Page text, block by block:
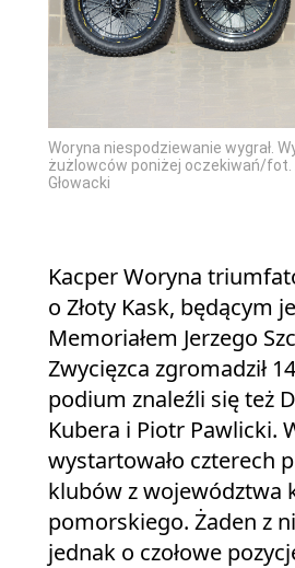
Woryna niespodziewanie wygrał.
żużlowców poniżej oczekiwań/
Głowacki
Kacper Woryna
o Złoty Kask, będącym
Memoriałem Jerzego
Zwycięzca zgromadził
podium znaleźli się też
Kubera i Piotr Pawlicki.
wystartowało czterech
klubów z województwa
pomorskiego. Żaden z
jednak o czołowe